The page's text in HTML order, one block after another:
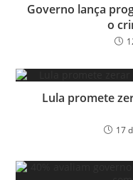
Governo lança
o
Lula promete
17